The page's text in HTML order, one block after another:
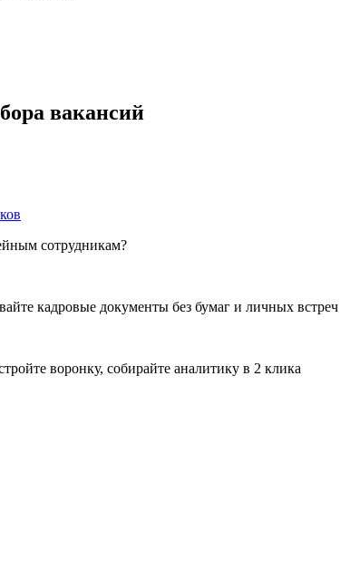
вакансий
сотрудникам?
кадровые документы без бумаг и личных встреч
воронку, собирайте аналитику в 2 клика